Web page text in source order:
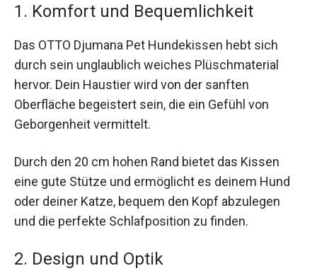
1. Komfort und Bequemlichkeit
Das OTTO Djumana Pet Hundekissen hebt sich
durch sein unglaublich weiches Plüschmaterial
hervor. Dein Haustier wird von der sanften
Oberfläche begeistert sein, die ein Gefühl von
Geborgenheit vermittelt.
Durch den 20 cm hohen Rand bietet das Kissen
eine gute Stütze und ermöglicht es deinem Hund
oder deiner Katze, bequem den Kopf abzulegen
und die perfekte Schlafposition zu finden.
2. Design und Optik